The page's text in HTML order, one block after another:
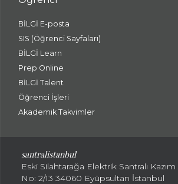
BİLGİ E-posta
SIS (Öğrenci Sayfaları)
BİLGİ Learn
Prep Online
BİLGİ Talent
Öğrenci İşleri
Akademik Takvimler
santralistanbul
Eski Silahtarağa Elektrik Santralı
No: 2/13 34060 Eyüpsultan İstanbul